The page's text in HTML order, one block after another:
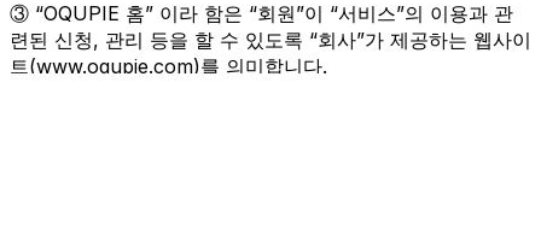
③ “OQUPIE 홈” 이라 함은 “회원”이 “서비스”의 이용과 관
련된 신청, 관리 등을 할 수 있도록 “회사”가 제공하는 웹사이
트(www.oqupie.com)를 의미합니다.